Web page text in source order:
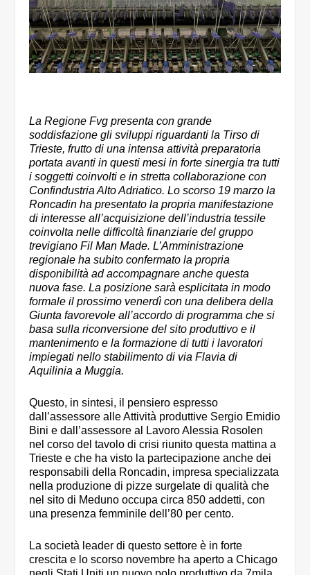
La Regione Fvg presenta con grande
soddisfazione gli sviluppi riguardanti la Tirso di
Trieste, frutto di una intensa attività preparatoria
portata avanti in questi mesi in forte sinergia tra tutti
i soggetti coinvolti e in stretta collaborazione con
Confindustria Alto Adriatico. Lo scorso 19 marzo la
Roncadin ha presentato la propria manifestazione
di interesse all’acquisizione dell’industria tessile
coinvolta nelle difficoltà finanziarie del gruppo
trevigiano Fil Man Made. L’Amministrazione
regionale ha subito confermato la propria
disponibilità ad accompagnare anche questa
nuova fase. La posizione sarà esplicitata in modo
formale il prossimo venerdì con una delibera della
Giunta favorevole all’accordo di programma che si
basa sulla riconversione del sito produttivo e il
mantenimento e la formazione di tutti i lavoratori
impiegati nello stabilimento di via Flavia di
Aquilinia a Muggia.
Questo, in sintesi, il pensiero espresso
dall’assessore alle Attività produttive Sergio Emidio
Bini e dall’assessore al Lavoro Alessia Rosolen
nel corso del tavolo di crisi riunito questa mattina a
Trieste e che ha visto la partecipazione anche dei
responsabili della Roncadin, impresa specializzata
nella produzione di pizze surgelate di qualità che
nel sito di Meduno occupa circa 850 addetti, con
una presenza femminile dell’80 per cento.
La società leader di questo settore è in forte
crescita e lo scorso novembre ha aperto a Chicago